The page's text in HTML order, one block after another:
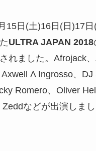
15日(土)16日(日)17
ULTRA JAPAN 2018
れました。Afrojack
Λ Ingrosso、
Romero、Oliver
などが出演しまし